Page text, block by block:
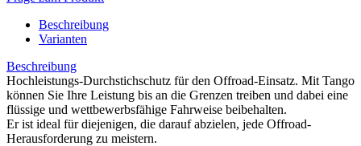
Beschreibung
Varianten
Beschreibung
Hochleistungs-Durchstichschutz für den Offroad-Einsatz. Mit Tango
können Sie Ihre Leistung bis an die Grenzen treiben und dabei eine
flüssige und wettbewerbsfähige Fahrweise beibehalten.
Er ist ideal für diejenigen, die darauf abzielen, jede Offroad-
Herausforderung zu meistern.